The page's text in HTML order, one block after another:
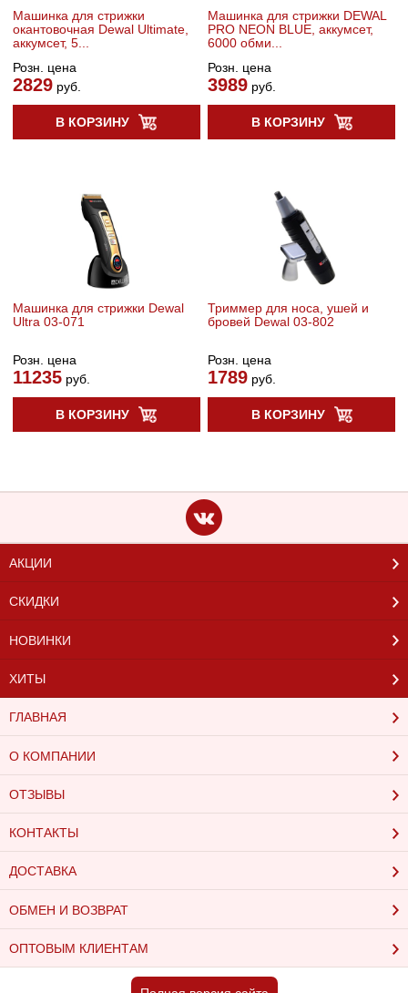
Машинка для стрижки
окантовочная Dewal Ultimate,
аккумсет, 5...
Розн. цена
2829руб.
В КОРЗИНУ
Машинка для стрижки DEWAL
PRO NEON BLUE, аккумсет,
6000 обми...
Розн. цена
3989 руб.
В КОРЗИНУ
Машинка для стрижки Dewal
Ultra 03-071
Розн. цена
11235руб.
В КОРЗИНУ
Триммер для носа, ушей и
бровей Dewal 03-802
Розн. цена
1789 руб.
В КОРЗИНУ
АКЦИИ
СКИДКИ
НОВИНКИ
ХИТЫ
ГЛАВНАЯ
О КОМПАНИИ
ОТЗЫВЫ
КОНТАКТЫ
ДОСТАВКА
ОБМЕН И ВОЗВРАТ
ОПТОВЫМ КЛИЕНТАМ